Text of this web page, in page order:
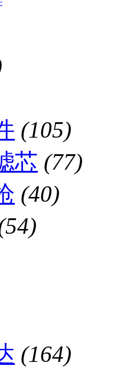
(105)
芯 (77)
(40)
(164)